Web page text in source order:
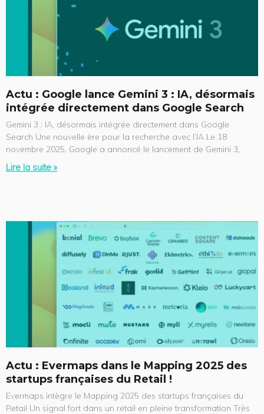
Actu : Google lance Gemini 3 : IA, désormais
intégrée directement dans Google Search
Gemini 3 : IA, désormais intégrée directement dans Google
Search Une nouvelle ère pour la recherche avec l’IA Le 18
novembre 2025, Google a annoncé le lancement de Gemini 3,
Lire la suite »
Actu : Evermaps dans le Mapping 2025 des
startups françaises du Retail !
Evermaps intègre le Mapping 2025 des startups françaises du
Retail Un signal fort dans un retail en pleine transformation Très